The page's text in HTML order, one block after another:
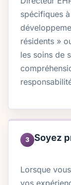
spécifiques
résidents »
les soins de
3 Soyez
Lorsque
vos